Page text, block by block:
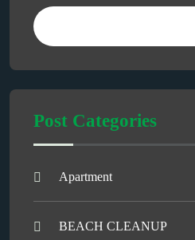
Post Categories
Apartment
BEACH CLEANUP